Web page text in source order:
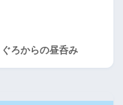
ろからの昼呑み